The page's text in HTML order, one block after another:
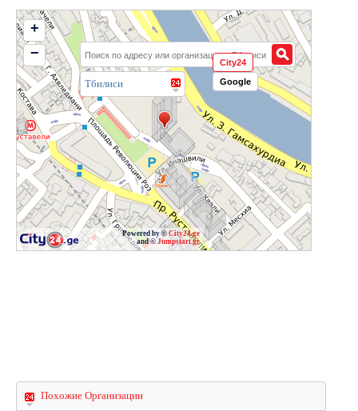
Тбилиси
Powered by ©City24.ge
and ©Jumpstart.ge
+
−
City24
Google
Похожие Организации